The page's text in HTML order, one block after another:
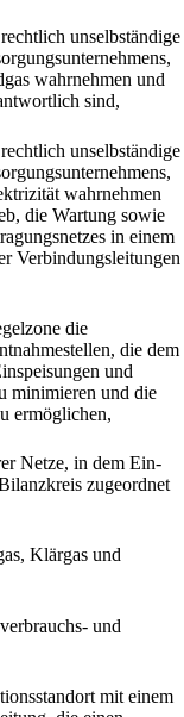
unselbständige
wahrnehmen und
sind,
unselbständige
wahrnehmen
die Wartung sowie
in einem
Verbindungsleitungen
die
die dem
und
minimieren und die
ermöglichen,
Netze, in dem Ein-
zugeordnet
Klärgas und
und
mit einem